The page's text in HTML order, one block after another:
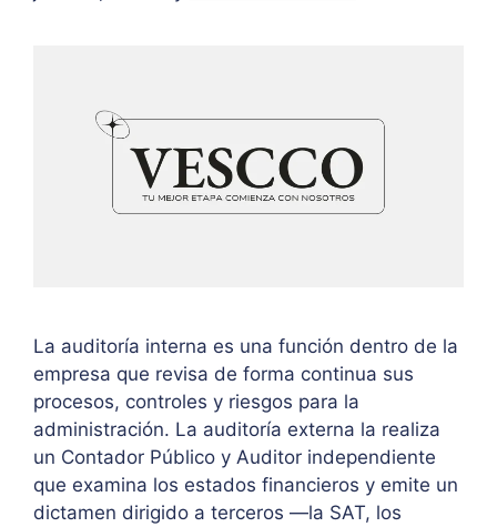
La auditoría interna es una función dentro de la
empresa que revisa de forma continua sus
procesos, controles y riesgos para la
administración. La auditoría externa la realiza
un Contador Público y Auditor independiente
que examina los estados financieros y emite un
dictamen dirigido a terceros —la SAT, los